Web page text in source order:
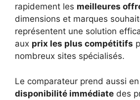
rapidement les meilleures
dimensions et marques
représentent une solution
aux prix les plus compétitifs
nombreux sites spécialisés.
Le comparateur prend aussi
disponibilité immédiate des